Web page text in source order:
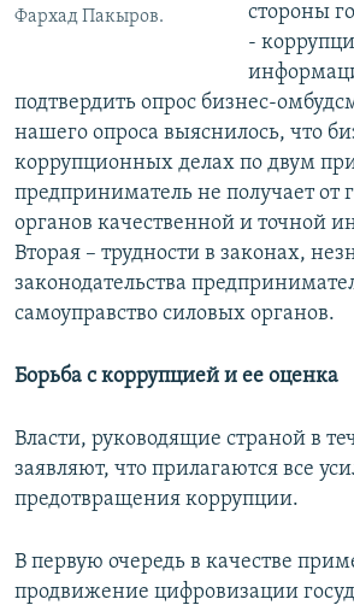
Фархад Пакыров.
стороны
-
подтвердить опрос бизнес-
нашего опроса выяснилось, что
коррупционных делах по двум
предприниматель не получает от
органов качественной и точной
Вторая – трудности в законах,
законодательства
самоуправство силовых органов.
Борьба с коррупцией и ее оценка
Власти, руководящие страной в
заявляют, что прилагаются все
предотвращения коррупции.
В первую очередь в качестве
продвижение цифровизации